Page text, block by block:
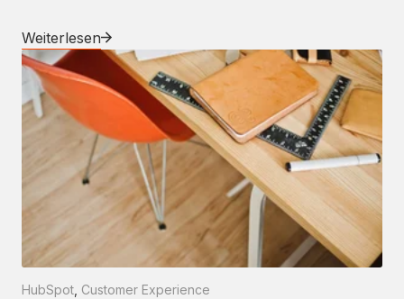
Weiterlesen
HubSpot Customer Experience